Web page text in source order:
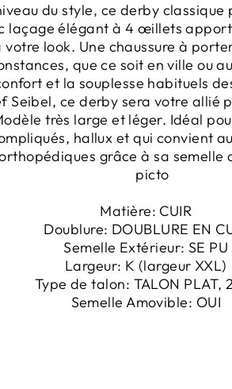
du style, ce derby classique
laçage élégant à 4 œillets
votre look. Une chaussure à
que ce soit en ville ou
et la souplesse habituels
Seibel, ce derby sera votre allié
très large et léger. Idéal
hallux et qui convient
grâce à sa semelle
Matière: CUIR
Doublure: DOUBLURE EN
Semelle Extérieur: SE PU
Largeur: K (largeur XXL)
Type de talon: TALON PLAT,
Semelle Amovible: OUI